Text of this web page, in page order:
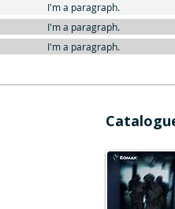
I'm a paragraph.
I'm a paragraph.
I'm a paragraph.